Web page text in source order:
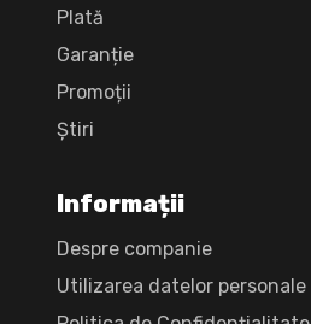
Plată
Garanție
Promoții
Știri
Informații
Despre companie
Utilizarea datelor personale